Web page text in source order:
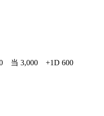
当 3,000 +1D 600